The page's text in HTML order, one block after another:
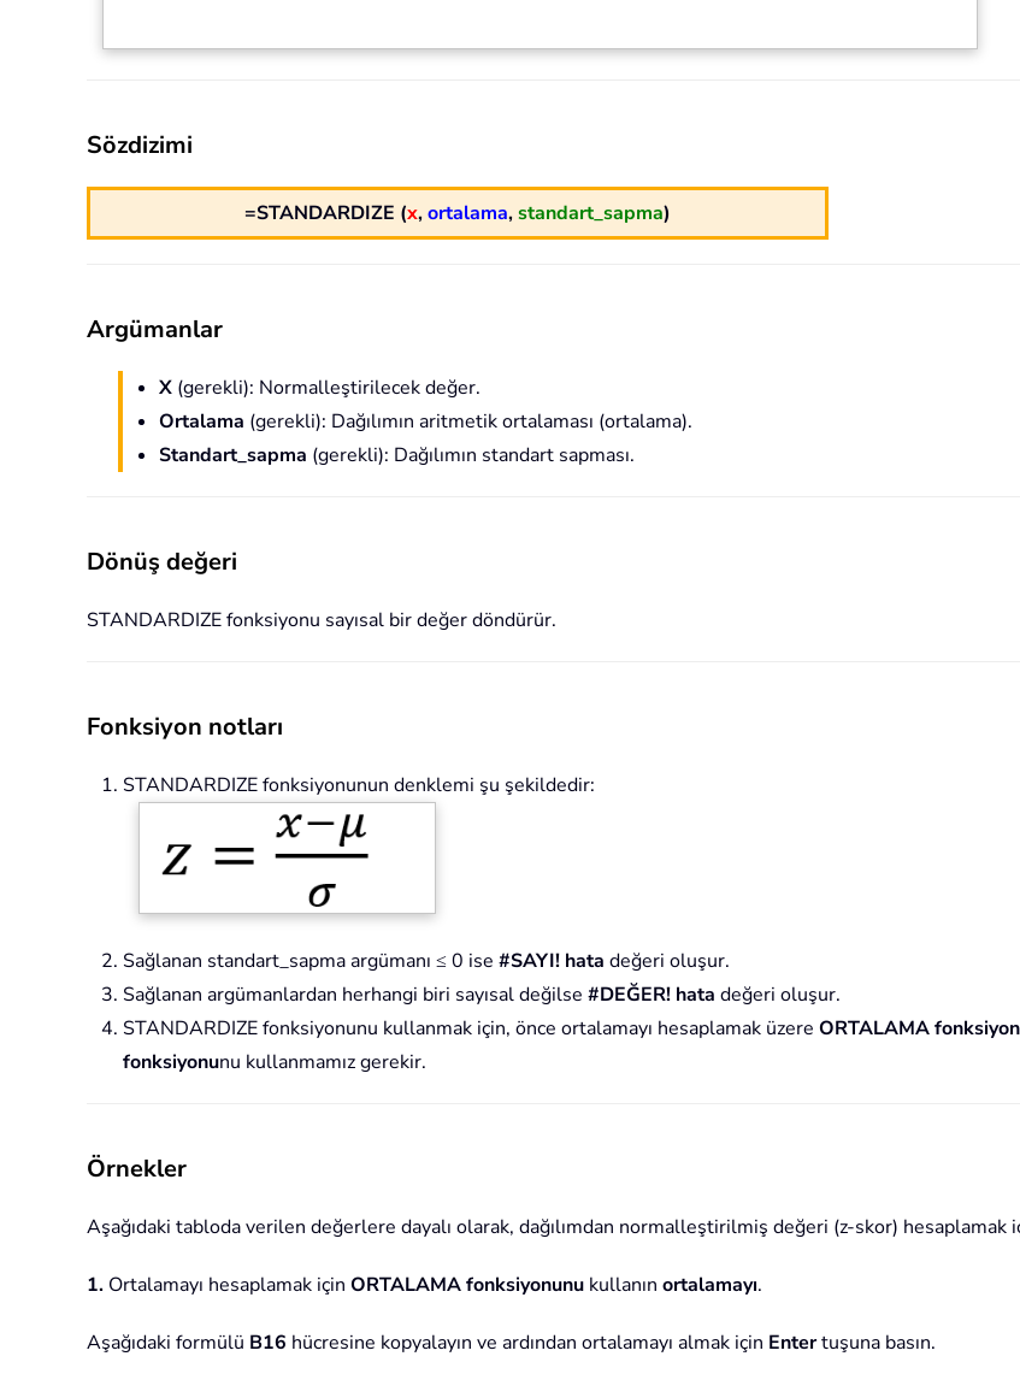
Sözdizimi
=STANDARDIZE (x,ortalama,standart_sapma)
Argümanlar
X (gerekli): Normalleştirilecek değer.
Ortalama (gerekli): Dağılımın aritmetik ortalaması (ortalama).
Standart_sapma (gerekli): Dağılımın standart sapması.
Dönüş değeri
STANDARDIZE fonksiyonu sayısal bir değer döndürür.
Fonksiyon notları
STANDARDIZE fonksiyonunun denklemi şu şekildedir:
Sağlanan standart_sapma argümanı ≤ 0 ise #SAYI! hata değeri oluşur.
Sağlanan argümanlardan herhangi biri sayısal değilse #DEĞER! hata değeri oluşur.
STANDARDIZE fonksiyonunu kullanmak için, önce ortalamayı hesaplamak üzere ORTALAMA
fonksiyonunu kullanmamız gerekir.
Örnekler
Aşağıdaki tabloda verilen değerlere dayalı olarak, dağılımdan normalleştirilmiş değeri (z-skor) hesaplamak
1. Ortalamayı hesaplamak için ORTALAMA fonksiyonunu kullanın ortalamayı.
Aşağıdaki formülü B16 hücresine kopyalayın ve ardından ortalamayı almak için Entertuşuna basın.